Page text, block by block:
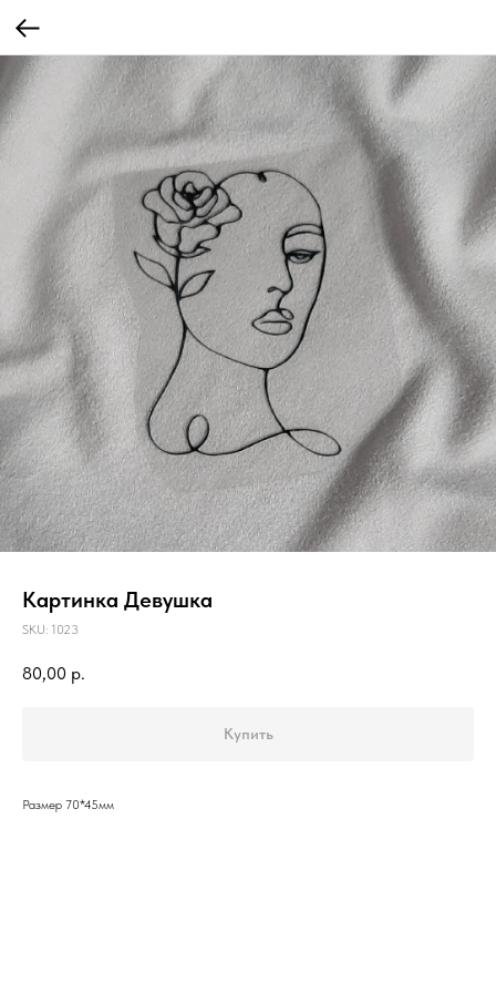
Картинка Девушка
SKU: 1023
80,00 р.
Купить
Размер 70*45мм